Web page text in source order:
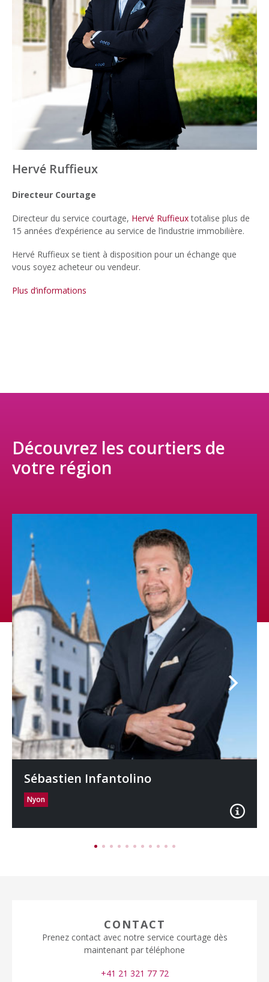
Hervé Ruffieux
Directeur Courtage
Directeur du service courtage, Hervé Ruffieuxtotalise plus de
15 années d’expérience au service de l’industrie immobilière.
Hervé Ruffieux se tient à disposition pour un échange que
vous soyez acheteur ou vendeur.
Plus d’informations
Découvrez les courtiers de
votre région
Sébastien Infantolino
Nyon
CONTACT
Prenez contact avec notre service courtage dès
maintenant par téléphone
+41 21 321 77 72